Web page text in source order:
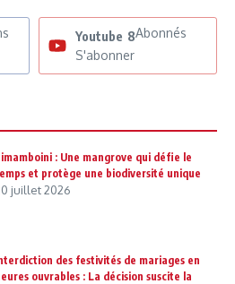
Youtube 8Abonnés
S'abonner
: Une mangrove qui défie le
et protège une biodiversité unique
juillet 2026
des festivités de mariages en
ouvrables : La décision suscite la